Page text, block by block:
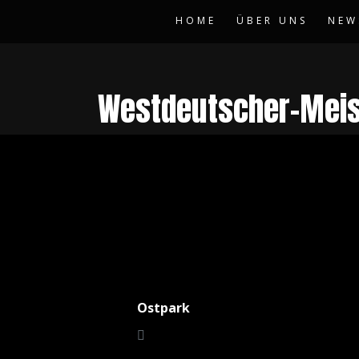
HOME ÜBER UNS
Westdeutscher-
Ostpark